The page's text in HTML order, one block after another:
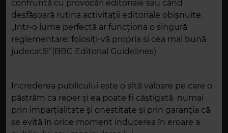
confruntă cu provocări editoriale sau când
desfăşoară rutina activitaţii editoriale obişnuite.
„Intr-o lume perfectă ar funcţiona o singură
reglementare: folosiţi-vă propria si cea mai bună
judecată!”(BBC Editorial Guidelines)
Increderea publicului este o altă valoare pe care o
păstrăm ca reper şi ea poate fi câştigată numai
prin imparţialitate şi onestitate şi prin garanţia că
se evită în orice moment inducerea în eroare a